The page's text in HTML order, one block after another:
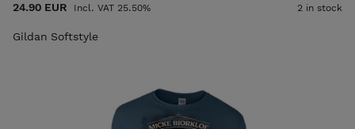
24.90 EUR Incl. VAT 25.50% 2 in stock
Gildan Softstyle